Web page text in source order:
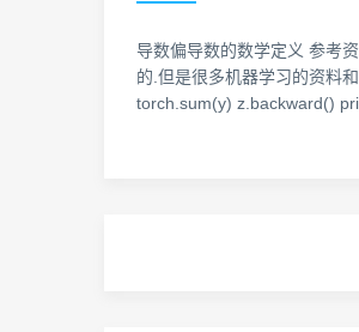
导数偏导数的数学定义 参考
的.但是很多机器学习的资料
torch.sum(y) z.backward()